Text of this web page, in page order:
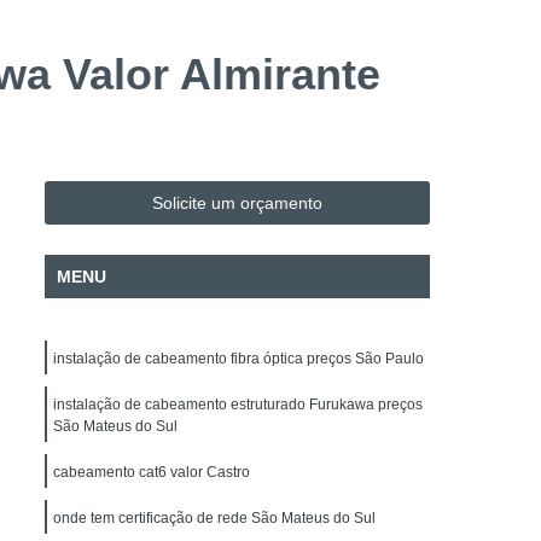
Alarme de Incêndio BOSCH Paraná
Instalação e Manutenção de Cancela
Instalação e Manutenção de Commbox
Acesso
Fotovoltaico
Instalação de Para-raio
Elétrica
Manutenção de Energia Solar Paraná
Projeto Elétrico
Projeto SPDA
Intrusão DSC
Alarme Fibra Microwave
Empresa de Segurança Eletrônica
Valor Almirante
Solicite um orçamento
MENU
instalação de cabeamento fibra óptica preços São Paulo
instalação de cabeamento estruturado Furukawa preços
São Mateus do Sul
cabeamento cat6 valor Castro
onde tem certificação de rede São Mateus do Sul